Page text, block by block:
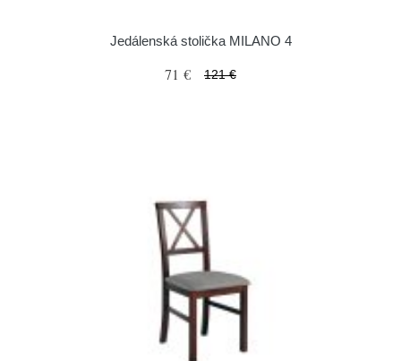
Jedálenská stolička MILANO 4
71 € 121 €